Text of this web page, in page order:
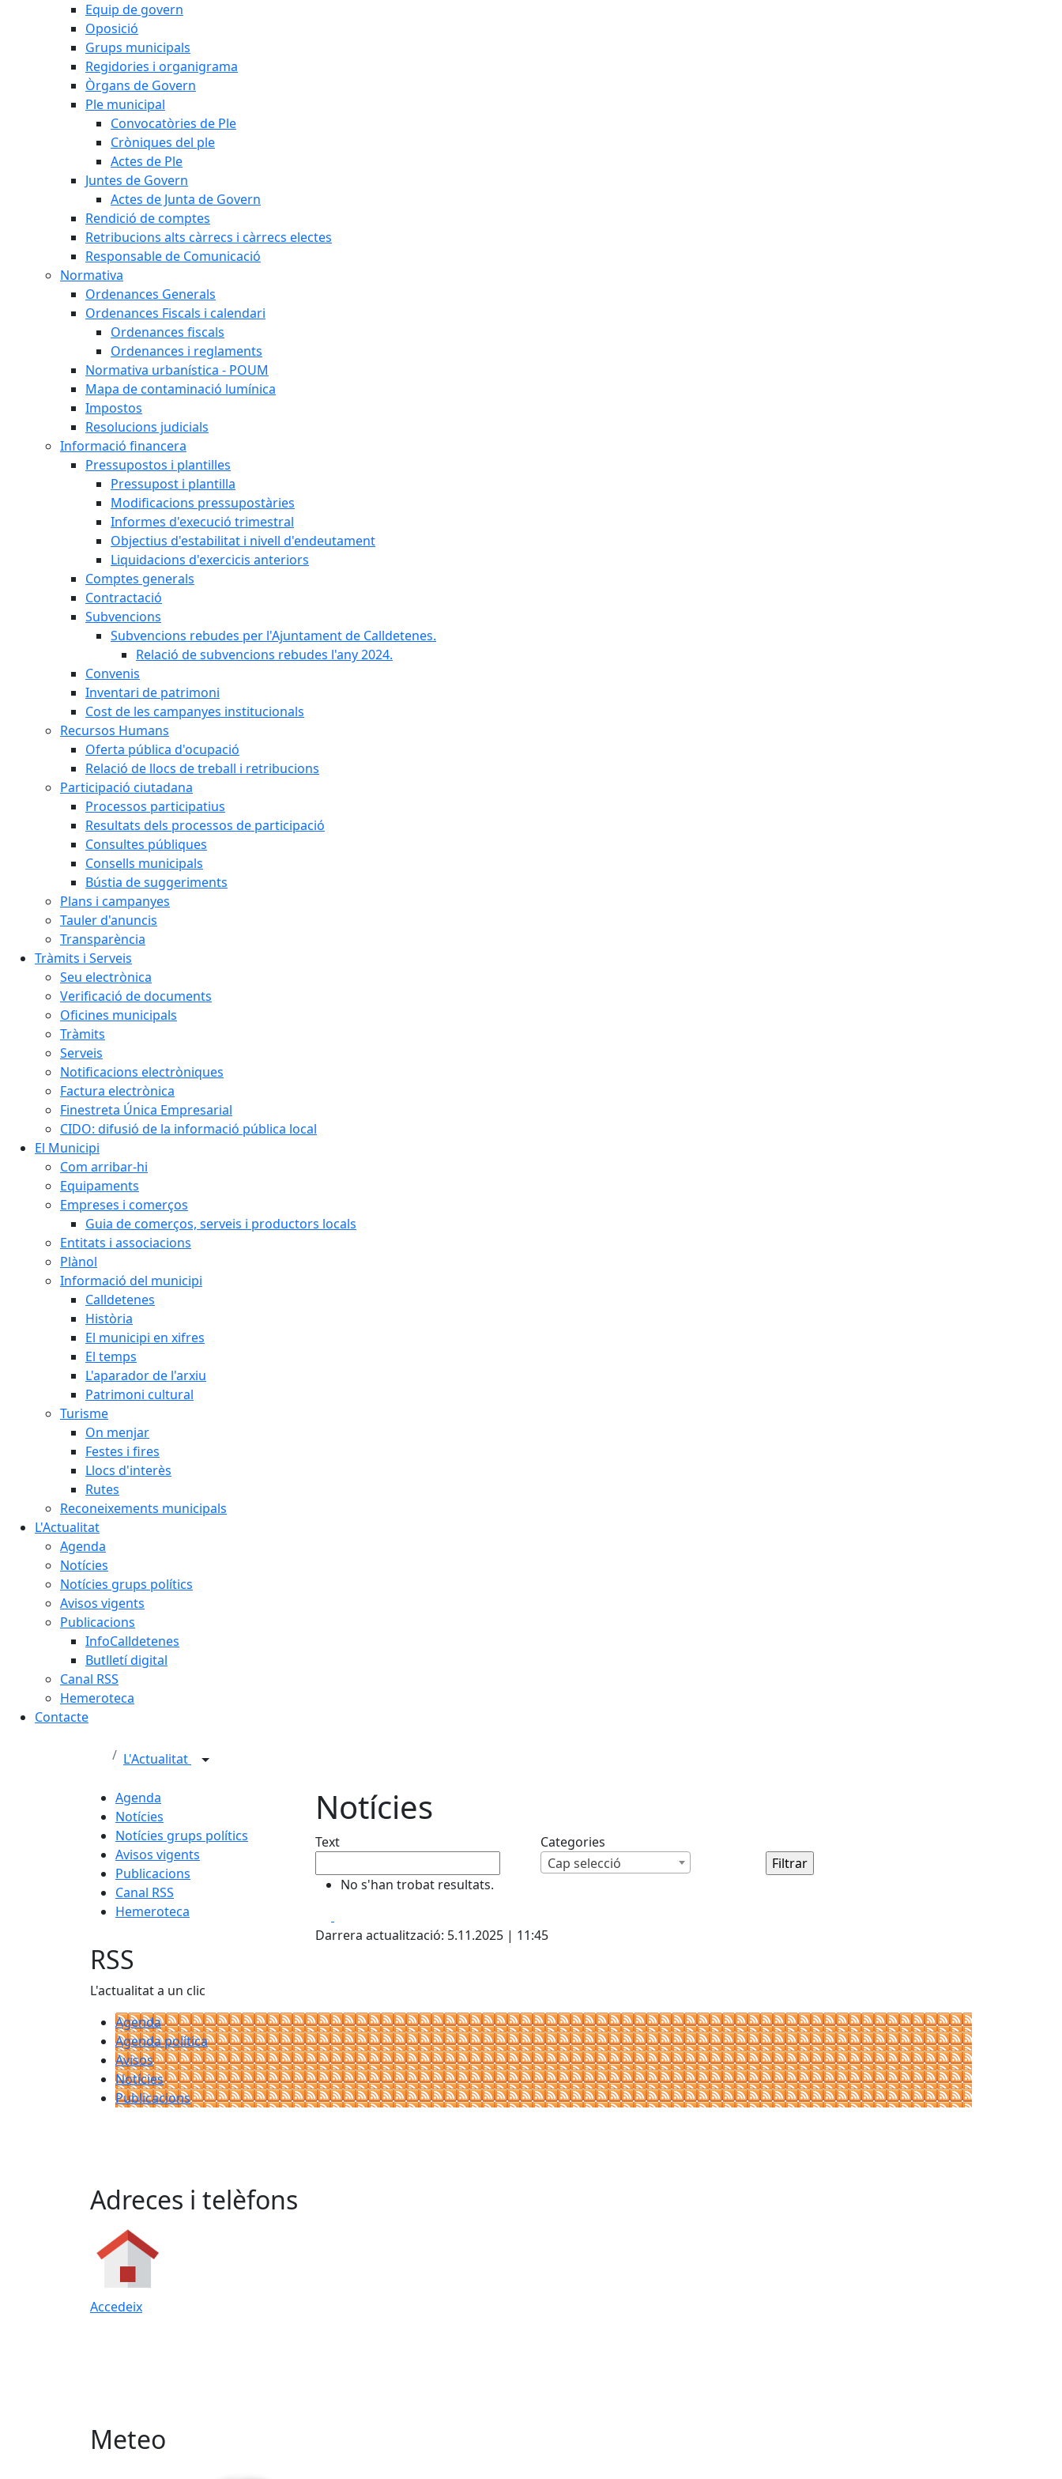
Equip de govern
Oposició
Grups municipals
Regidories i organigrama
Òrgans de Govern
Ple municipal
Convocatòries de Ple
Cròniques del ple
Actes de Ple
Juntes de Govern
Actes de Junta de Govern
Rendició de comptes
Retribucions alts càrrecs i càrrecs electes
Responsable de Comunicació
Normativa
Ordenances Generals
Ordenances Fiscals i calendari
Ordenances fiscals
Ordenances i reglaments
Normativa urbanística - POUM
Mapa de contaminació lumínica
Impostos
Resolucions judicials
Informació financera
Pressupostos i plantilles
Pressupost i plantilla
Modificacions pressupostàries
Informes d'execució trimestral
Objectius d'estabilitat i nivell d'endeutament
Liquidacions d'exercicis anteriors
Comptes generals
Contractació
Subvencions
Subvencions rebudes per l'Ajuntament de Calldetenes.
Relació de subvencions rebudes l'any 2024.
Convenis
Inventari de patrimoni
Cost de les campanyes institucionals
Recursos Humans
Oferta pública d'ocupació
Relació de llocs de treball i retribucions
Participació ciutadana
Processos participatius
Resultats dels processos de participació
Consultes públiques
Consells municipals
Bústia de suggeriments
Plans i campanyes
Tauler d'anuncis
Transparència
Tràmits i Serveis
Seu electrònica
Verificació de documents
Oficines municipals
Tràmits
Serveis
Notificacions electròniques
Factura electrònica
Finestreta Única Empresarial
CIDO: difusió de la informació pública local
El Municipi
Com arribar-hi
Equipaments
Empreses i comerços
Guia de comerços, serveis i productors locals
Entitats i associacions
Plànol
Informació del municipi
Calldetenes
Història
El municipi en xifres
El temps
L'aparador de l'arxiu
Patrimoni cultural
Turisme
On menjar
Festes i fires
Llocs d'interès
Rutes
Reconeixements municipals
L'Actualitat
Agenda
Notícies
Notícies grups polítics
Avisos vigents
Publicacions
InfoCalldetenes
Butlletí digital
Canal RSS
Hemeroteca
Contacte
L'Actualitat
Agenda
Notícies
Notícies grups polítics
Avisos vigents
Publicacions
Canal RSS
Hemeroteca
Notícies
Text
Categories
Cap selecció
No s'han trobat resultats.
Darrera actualització: 5.11.2025 | 11:45
RSS
L'actualitat a un clic
Agenda
Agenda política
Avisos
Notícies
Publicacions
Adreces i telèfons
Accedeix
Meteo